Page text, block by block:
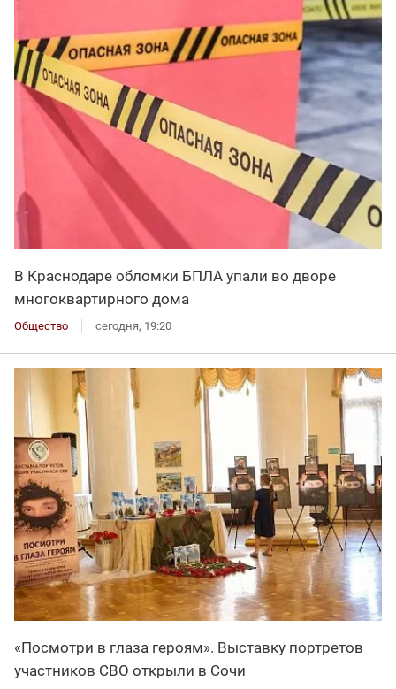
В Краснодаре обломки БПЛА упали во дворе
многоквартирного дома
Общество сегодня, 19:20
«Посмотри в глаза героям». Выставку портретов
участников СВО открыли в Сочи